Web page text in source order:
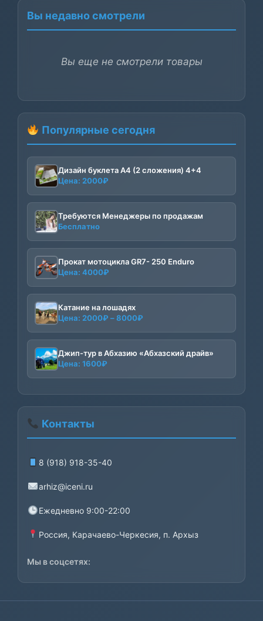
Вы недавно смотрели
Вы еще не смотрели товары
Популярные сегодня
Дизайн буклета А4 (2 сложения) 4+4
Цена: 2000₽
Требуются Менеджеры по продажам
Бесплатно
Прокат мотоцикла GR7- 250 Enduro
Цена: 4000₽
Катание на лошадях
Цена: 2000₽ –8000₽
2000₽
–
Джип-тур в Абхазию «Абхазский драйв»
Цена: 1600₽
Контакты
8 (918) 918-35-40
arhiz@iceni.ru
Ежедневно 9:00-22:00
Россия, Карачаево-Черкесия, п. Архыз
Мы в соцсетях: